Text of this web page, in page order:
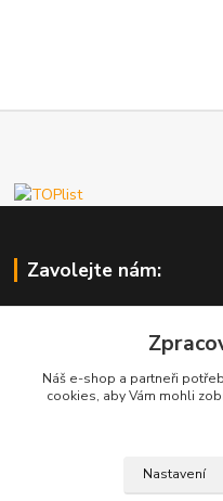
Zavolejte nám:
+420 603 765 759
8.00 - 18.00 h.
Náš e-shop a partneři
cookies, aby Vám mohli
Nastavení